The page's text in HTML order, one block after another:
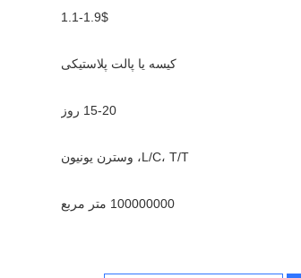
1.1-1.9$
کیسه یا پالت پلاستیکی
15-20 روز
L/C، T/T، وسترن یونیون
100000000 متر مربع